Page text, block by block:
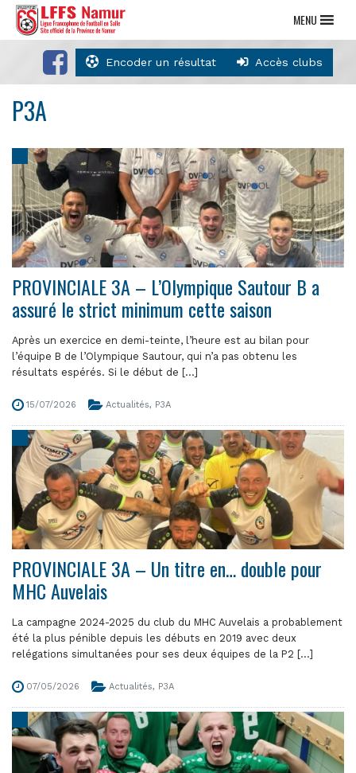
Encoder un résultat Accès clubs
MENU
P3A
PROVINCIALE 3A – L’Olympique Sautour B a
assuré le strict minimum cette saison
Après un exercice en demi-teinte, l’heure est au bilan pour
l’équipe B de l’Olympique Sautour, qui n’a pas obtenu les
résultats espérés. Si le début de [...]
15/07/2026 Actualités, P3A
PROVINCIALE 3A – Un titre en… double pour
MHC Auvelais
La campagne 2024-2025 du club du MHC Auvelais a probablement
été la plus pénible depuis les débuts en 2019 avec deux
relégations simultanées pour ses deux équipes de la P2 [...]
07/05/2026 Actualités, P3A